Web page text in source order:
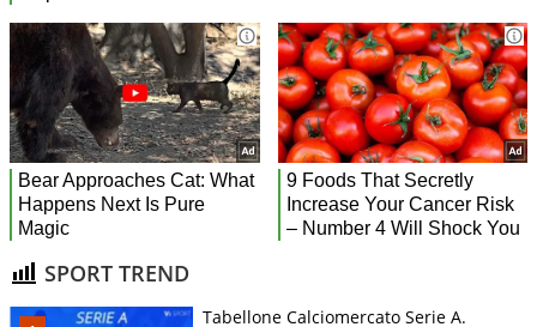
SPORT TREND
Tabellone Calciomercato Serie A.